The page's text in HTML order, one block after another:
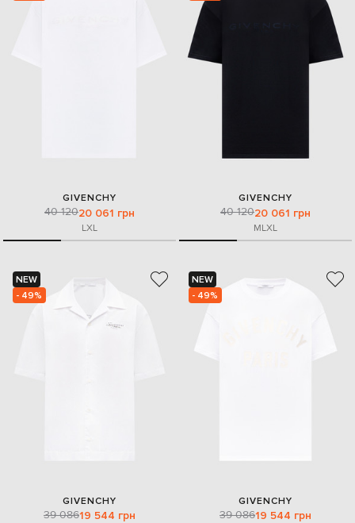
GIVENCHY
40 12020 061 грн
LXL
GIVENCHY
40 12020 061 грн
MLXL
NEW
- 49%
GIVENCHY
39 08619 544 грн
NEW
- 49%
GIVENCHY
39 08619 544 грн